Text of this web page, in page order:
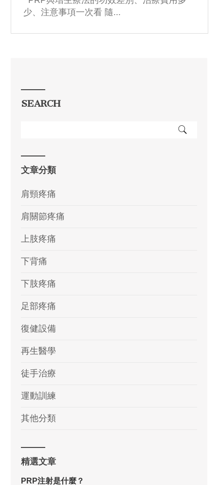
少、注意事項一次看 隨...
SEARCH
文章分類
肩頸疼痛
肩關節疼痛
上肢疼痛
下背痛
下肢疼痛
足部疼痛
復健設備
再生醫學
徒手治療
運動訓練
其他分類
精選文章
PRP注射是什麼？